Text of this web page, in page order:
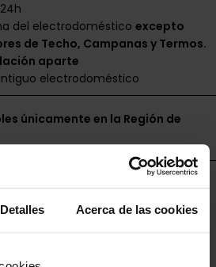
Detalles Acerca de las cookies
del electrodomésticoexcepto
de Techo, Campanas y Termos.
aparte
electrodoméstico
únicamente en la Región de
con Cetelem